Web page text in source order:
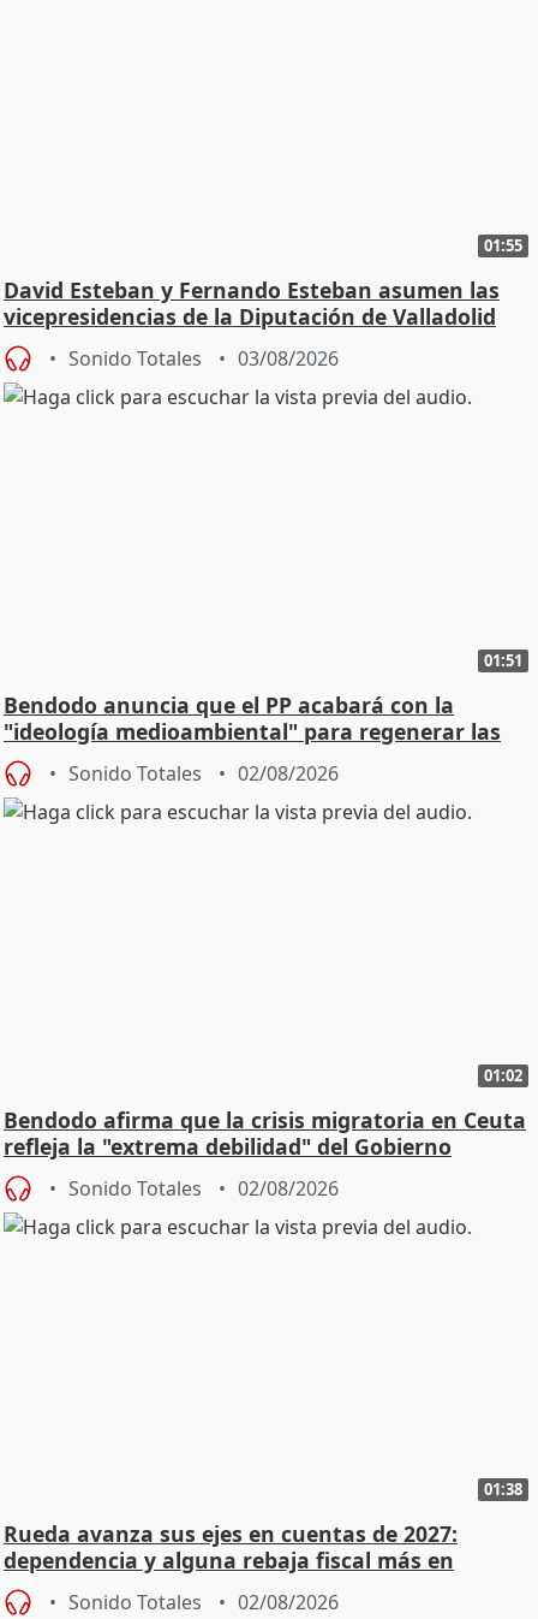
01:55
David Esteban y Fernando Esteban asumen las
vicepresidencias de la Diputación de Valladolid
Sonido Totales 03/08/2026
01:51
Bendodo anuncia que el PP acabará con la
"ideología medioambiental" para regenerar las
playas
Sonido Totales 02/08/2026
01:02
Bendodo afirma que la crisis migratoria en Ceuta
refleja la "extrema debilidad" del Gobierno
Sonido Totales 02/08/2026
01:38
Rueda avanza sus ejes en cuentas de 2027:
dependencia y alguna rebaja fiscal más en
vivienda
Sonido Totales 02/08/2026